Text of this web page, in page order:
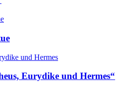
Eurydike und Hermes“